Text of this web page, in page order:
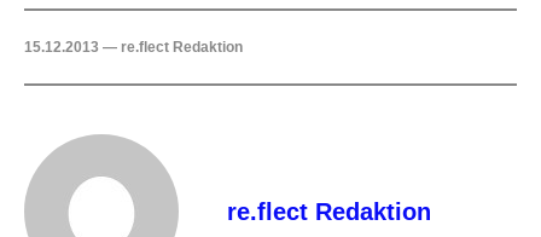
15.12.2013 — re.flect Redaktion
re.flect Redaktion